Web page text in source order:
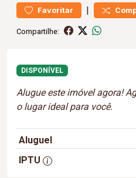
Favoritar |
Compartilhe:
DISPONÍVEL
Alugue este imóvel agora!
o lugar ideal para você.
Aluguel
IPTU